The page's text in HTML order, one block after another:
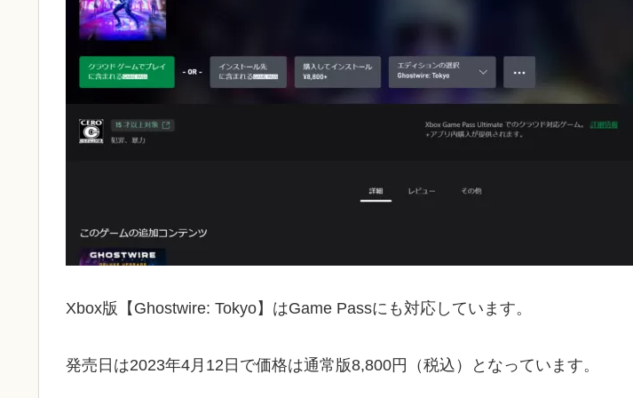
Xbox版【Ghostwire: Tokyo】はGame Passにも対応しています。
発売日は2023年4月12日で価格は通常版8,800円（税込）となっています。